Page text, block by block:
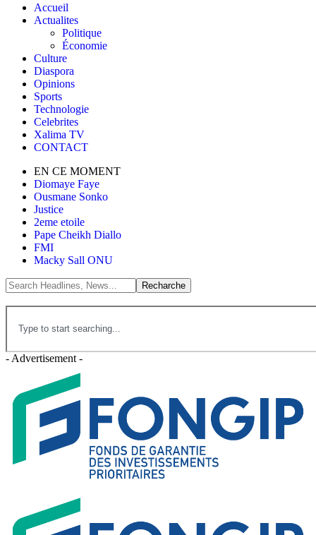
Accueil
Actualites
Politique
Économie
Culture
Diaspora
Opinions
Sports
Technologie
Celebrites
Xalima TV
CONTACT
EN CE MOMENT
Diomaye Faye
Ousmane Sonko
Justice
2eme etoile
Pape Cheikh Diallo
FMI
Macky Sall ONU
- Advertisement -